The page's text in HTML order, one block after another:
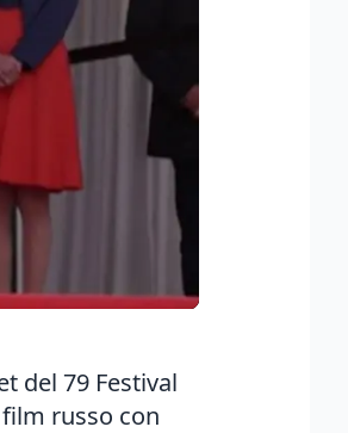
del 79 Festival
russo con